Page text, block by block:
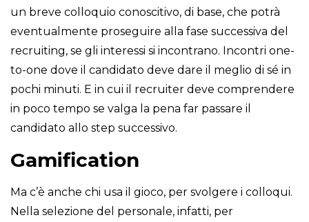
un breve colloquio conoscitivo, di base, che potrà
eventualmente proseguire alla fase successiva del
recruiting, se gli interessi si incontrano. Incontri one-
to-one dove il candidato deve dare il meglio di sé in
pochi minuti. E in cui il recruiter deve comprendere
in poco tempo se valga la pena far passare il
candidato allo step successivo.
Gamification
Ma c’è anche chi usa il gioco, per svolgere i colloqui.
Nella selezione del personale, infatti, per